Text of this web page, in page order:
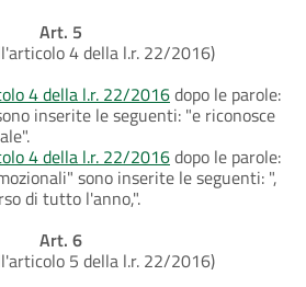
Art. 5
4 della l.r. 22/2016)
4 della l.r. 22/2016dopo le parole:
inserite le seguenti: "e riconosce
4 della l.r. 22/2016dopo le parole:
sono inserite le seguenti: ",
di tutto l'anno,".
Art. 6
5 della l.r. 22/2016)